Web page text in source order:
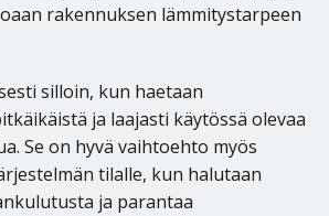
rakennuksen lämmitystarpeen
silloin, kun haetaan
ja laajasti käytössä olevaa
Se on hyvä vaihtoehto myös
tilalle, kun halutaan
ja parantaa